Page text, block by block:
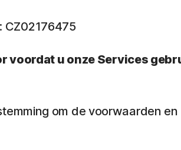
CZ02176475
voordat u onze Services
om de voorwaarden